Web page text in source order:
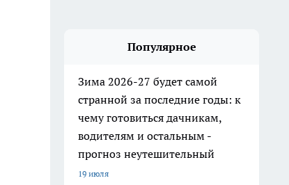
Популярное
Зима 2026-27 будет самой
странной за последние годы: к
чему готовиться дачникам,
водителям и остальным -
прогноз неутешительный
19 июля